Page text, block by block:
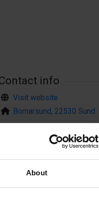
About
info
Visit website
Bomarsund, 22530 Sund